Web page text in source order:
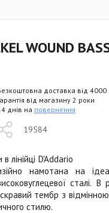
WOUND
19584
доставка від 4000
від магазину 2 роки
днів на повернення
лінійці D'Addario
намотана на
сталі. В
тембр з
стилю.